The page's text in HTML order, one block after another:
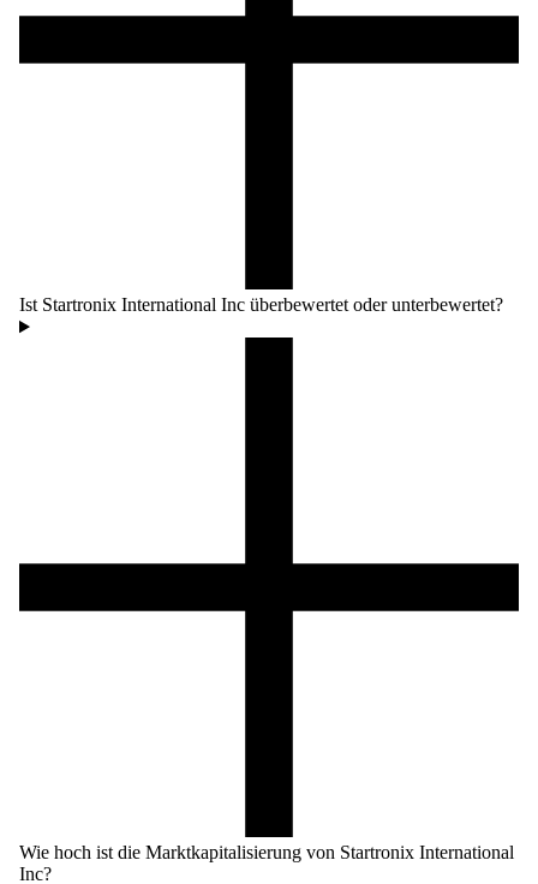
Ist Startronix International Inc überbewertet oder unterbewertet?
Wie hoch ist die Marktkapitalisierung von Startronix International
Inc?